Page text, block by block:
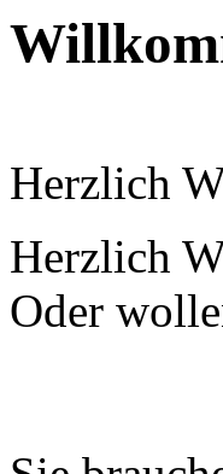
Herzlich
Herzlich
Oder